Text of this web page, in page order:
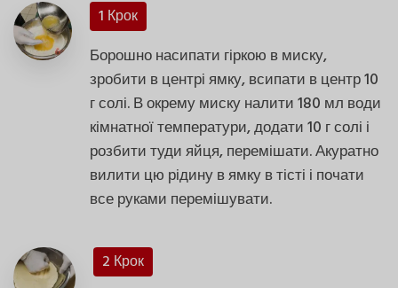
1 Крок
Борошно насипати гіркою в миску,
зробити в центрі ямку, всипати в центр 10
г солі. В окрему миску налити 180 мл води
кімнатної температури, додати 10 г солі і
розбити туди яйця, перемішати. Акуратно
вилити цю рідину в ямку в тісті і почати
все руками перемішувати.
2 Крок